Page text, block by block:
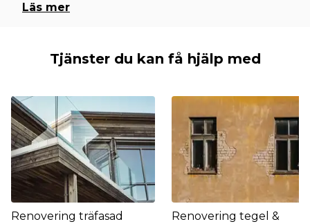
Läs mer
Tjänster du kan få hjälp med
Renovering träfasad
Renovering tegel &